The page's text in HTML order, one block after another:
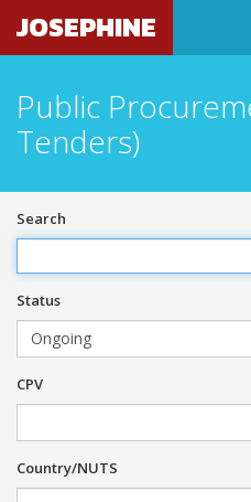
JOSEPHINE
Public
Tenders)
Search
Status
Ongoing
CPV
Country/NUTS